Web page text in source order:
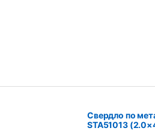
Свердло по
STA51013